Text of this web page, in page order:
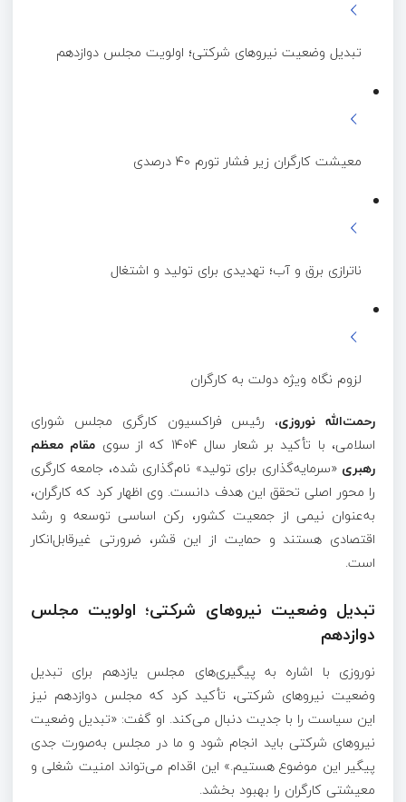
تبدیل وضعیت نیروهای شرکتی؛ اولویت مجلس دوازدهم
معیشت کارگران زیر فشار تورم ۴۰ درصدی
ناترازی برق و آب؛ تهدیدی برای تولید و اشتغال
لزوم نگاه ویژه دولت به کارگران
رحمت‌الله نوروزی، رئیس فراکسیون کارگری مجلس شورای
اسلامی، با تأکید بر شعار سال ۱۴۰۴ که از سوی
مقام معظم
رهبری «سرمایه‌گذاری برای تولید» نام‌گذاری شده، جامعه کارگری
را محور اصلی تحقق این هدف دانست. وی اظهار کرد که کارگران،
به‌عنوان نیمی از جمعیت کشور، رکن اساسی توسعه و رشد
اقتصادی هستند و حمایت از این قشر، ضرورتی غیرقابل‌انکار
است.
تبدیل وضعیت نیروهای شرکتی؛ اولویت مجلس
دوازدهم
نوروزی با اشاره به پیگیری‌های مجلس یازدهم برای تبدیل
وضعیت نیروهای شرکتی، تأکید کرد که مجلس دوازدهم نیز
این سیاست را با جدیت دنبال می‌کند. او گفت: «تبدیل وضعیت
نیروهای شرکتی باید انجام شود و ما در مجلس به‌صورت جدی
پیگیر این موضوع هستیم.» این اقدام می‌تواند امنیت شغلی و
معیشتی کارگران را بهبود بخشد.